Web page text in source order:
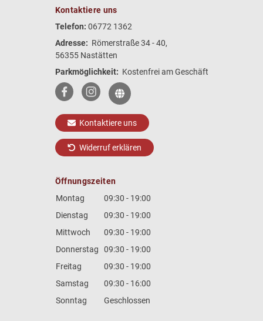
Kontaktiere uns
Telefon: 06772 1362
Adresse: Römerstraße 34 - 40,
56355 Nastätten
Parkmöglichkeit: Kostenfrei am Geschäft
Kontaktiere uns
Widerruf erklären
Öffnungszeiten
Montag
09:30 - 19:00
Dienstag
09:30 - 19:00
Mittwoch
09:30 - 19:00
Donnerstag
09:30 - 19:00
Freitag
09:30 - 19:00
Samstag
09:30 - 16:00
Sonntag
Geschlossen